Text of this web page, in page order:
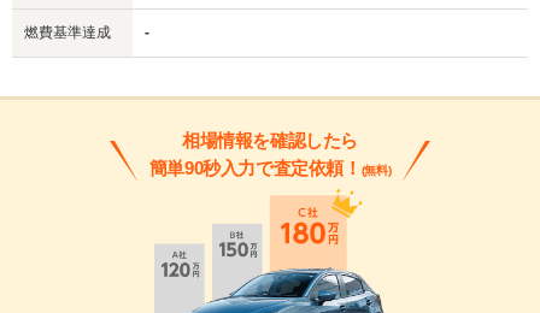
燃費基準達成 -
相場情報を確認したら
簡単90秒入力で査定依頼！ (無料)